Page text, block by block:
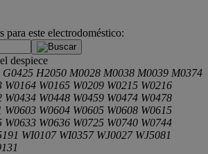
para este electrodoméstico:
despiece
G0425 H2050 M0028 M0038 M0039 M0374
W0164 W0165 W0209 W0215 W0216
W0434 W0448 W0459 W0474 W0478
W0603 W0604 W0605 W0608 W0615
W0633 W0636 W0725 W0740 W0744
WI0107 WI0357 WJ0027 WJ5081